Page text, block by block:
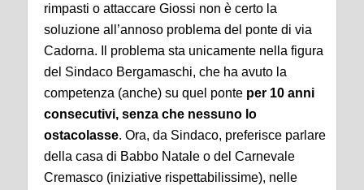
rimpasti o attaccare Giossi non è certo la
soluzione all’annoso problema del ponte di via
Cadorna. Il problema sta unicamente nella figura
del Sindaco Bergamaschi, che ha avuto la
competenza (anche) su quel ponte per 10 anni
consecutivi, senza che nessuno lo
ostacolasse. Ora, da Sindaco, preferisce parlare
della casa di Babbo Natale o del Carnevale
Cremasco (iniziative rispettabilissime), nelle